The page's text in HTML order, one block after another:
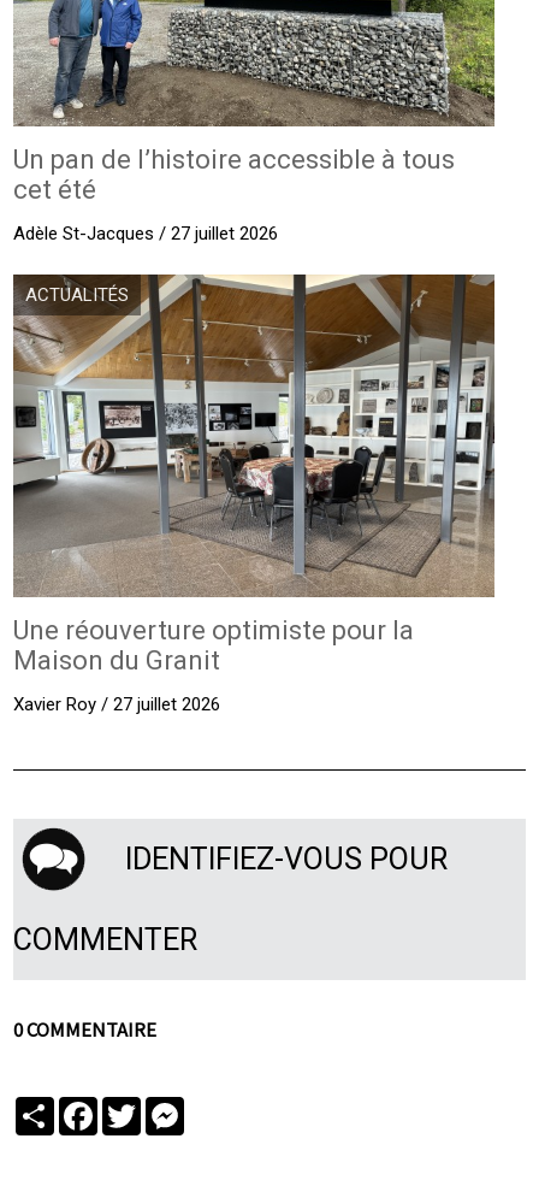
Un pan de l’histoire accessible à tous
cet été
Adèle St-Jacques / 27 juillet 2026
ACTUALITÉS
Une réouverture optimiste pour la
Maison du Granit
Xavier Roy / 27 juillet 2026
IDENTIFIEZ-VOUS POUR
COMMENTER
0 COMMENTAIRE
PartagerFacebook
Twitter